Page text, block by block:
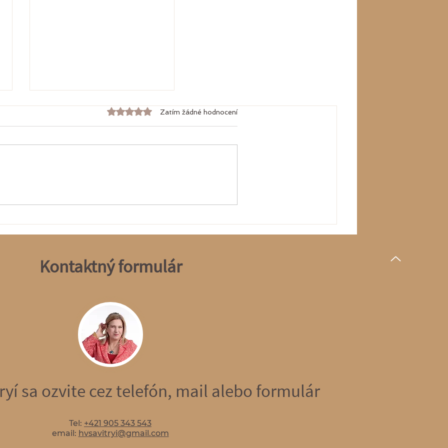
Hodnoceno 0 z 5 hvězdiček.
Zatím žádné hodnocení
Kontaktný formulár
sa ozvite cez telefón, mail alebo formulár
Tel: +421 905 343 543
email: hvsavitryi@gmail.com